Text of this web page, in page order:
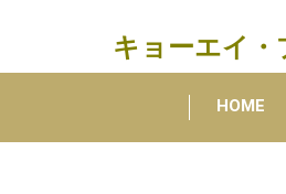
キョーエイ・
HOME